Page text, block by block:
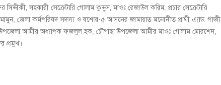
সহকারী সেক্রেটারি গোলাম কুদ্দুস, মাওঃ রেজাউল করিম, প্রচার সেক্রেটারি
জেলা কর্মপরিষদ সদস্য ও যশোর-৫ আসনের জামায়াত মনোনীত প্রার্থী এ্যাড. গাজী
আমীর অধ্যাপক ফজলুল হক, চৌগাছা উপজেলা আমীর মাওঃ গোলাম মোরশেদ,
প্রমুখ।